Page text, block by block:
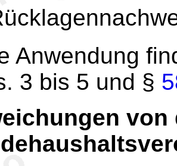
Anwendung
3 bis 5 und §
von